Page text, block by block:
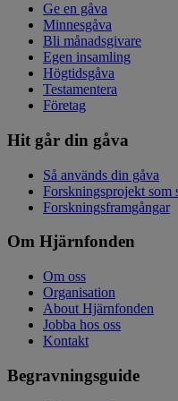
Ge en gåva
Minnesgåva
Bli månadsgivare
Egen insamling
Högtidsgåva
Testamentera
Företag
Hit går din gåva
Så används din gåva
Forskningsprojekt som
Forskningsframgångar
Om Hjärnfonden
Om oss
Organisation
About Hjärnfonden
Jobba hos oss
Kontakt
Begravningsguide